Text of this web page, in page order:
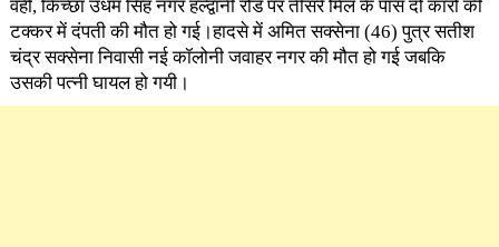
वही, किच्छा उधम सिंह नगर हल्द्वानी रोड पर तीसरे मिल के पास दो कारों की
टक्कर में दंपती की मौत हो गई।हादसे में अमित सक्सेना (46) पुत्र सतीश
चंद्र सक्सेना निवासी नई कॉलोनी जवाहर नगर की मौत हो गई जबकि
उसकी पत्नी घायल हो गयी।